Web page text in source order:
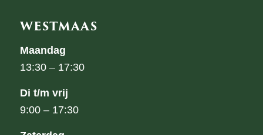
WESTMAAS
Maandag
13:30 – 17:30
Di t/m vrij
9:00 – 17:30